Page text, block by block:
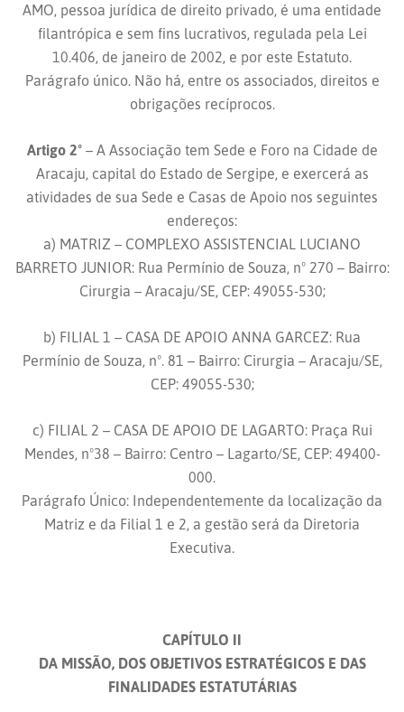
AMO, pessoa jurídica de direito privado, é uma entidade
filantrópica e sem fins lucrativos, regulada pela Lei
10.406, de janeiro de 2002, e por este Estatuto.
Parágrafo único. Não há, entre os associados, direitos e
obrigações recíprocos.
Artigo 2º– A Associação tem Sede e Foro na Cidade de
Aracaju, capital do Estado de Sergipe, e exercerá as
atividades de sua Sede e Casas de Apoio nos seguintes
endereços:
a) MATRIZ – COMPLEXO ASSISTENCIAL LUCIANO
BARRETO JUNIOR: Rua Permínio de Souza, nº 270 – Bairro:
Cirurgia – Aracaju/SE, CEP: 49055-530;
b) FILIAL 1 – CASA DE APOIO ANNA GARCEZ: Rua
Permínio de Souza, nº. 81 – Bairro: Cirurgia – Aracaju/SE,
CEP: 49055-530;
c) FILIAL 2 – CASA DE APOIO DE LAGARTO: Praça Rui
Mendes, nº38 – Bairro: Centro – Lagarto/SE, CEP: 49400-
000.
Parágrafo Único: Independentemente da localização da
Matriz e da Filial 1 e 2, a gestão será da Diretoria
Executiva.
CAPÍTULO II
DA MISSÃO, DOS OBJETIVOS ESTRATÉGICOS E DAS
FINALIDADES ESTATUTÁRIAS